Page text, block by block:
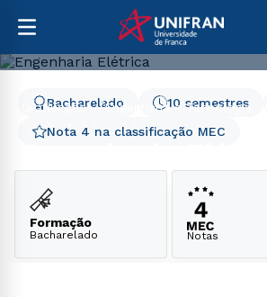
Graduação
Engenharia e Tecnologia
Engenharia Elétrica
Nota 4 na classificação MEC
10 semestres
Bacharelado
Formação
Bacharelado Notas